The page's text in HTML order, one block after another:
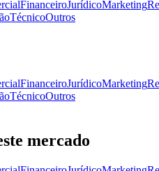
FinanceiroJurídicoMarketing
TécnicoOutros
FinanceiroJurídicoMarketing
TécnicoOutros
mercado